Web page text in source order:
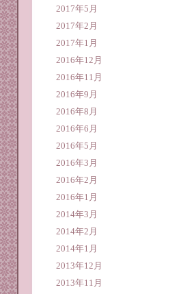
2017年5月
2017年2月
2017年1月
2016年12月
2016年11月
2016年9月
2016年8月
2016年6月
2016年5月
2016年3月
2016年2月
2016年1月
2014年3月
2014年2月
2014年1月
2013年12月
2013年11月